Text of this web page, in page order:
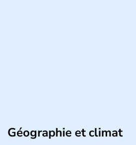
Géographie et climat